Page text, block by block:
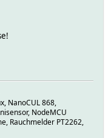
NanoCUL 868,
NodeMCU
Rauchmelder PT2262,